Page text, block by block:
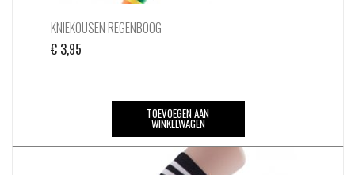
KNIEKOUSEN REGENBOOG
€ 3,95
TOEVOEGEN AAN
WINKELWAGEN